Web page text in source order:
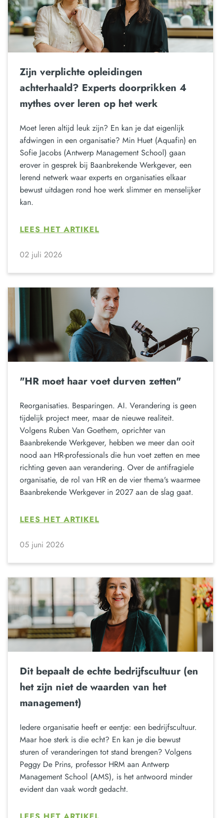
Zijn verplichte opleidingen
achterhaald? Experts doorprikken 4
mythes over leren op het werk
Moet leren altijd leuk zijn? En kan je dat eigenlijk
afdwingen in een organisatie? Min Huet (Aquafin) en
Sofie Jacobs (Antwerp Management School) gaan
erover in gesprek bij Baanbrekende Werkgever, een
lerend netwerk waar experts en organisaties elkaar
bewust uitdagen rond hoe werk slimmer en menselijker
kan.
LEES HET ARTIKEL
02 juli 2026
"HR moet haar voet durven zetten"
Reorganisaties. Besparingen. AI. Verandering is geen
tijdelijk project meer, maar de nieuwe realiteit.
Volgens Ruben Van Goethem, oprichter van
Baanbrekende Werkgever, hebben we meer dan ooit
nood aan HR-professionals die hun voet zetten en mee
richting geven aan verandering. Over de antifragiele
organisatie, de rol van HR en de vier thema's waarmee
Baanbrekende Werkgever in 2027 aan de slag gaat.
LEES HET ARTIKEL
05 juni 2026
Dit bepaalt de echte bedrijfscultuur (en
het zijn niet de waarden van het
management)
Iedere organisatie heeft er eentje: een bedrijfscultuur.
Maar hoe sterk is die echt? En kan je die bewust
sturen of veranderingen tot stand brengen? Volgens
Peggy De Prins, professor HRM aan Antwerp
Management School (AMS), is het antwoord minder
evident dan vaak wordt gedacht.